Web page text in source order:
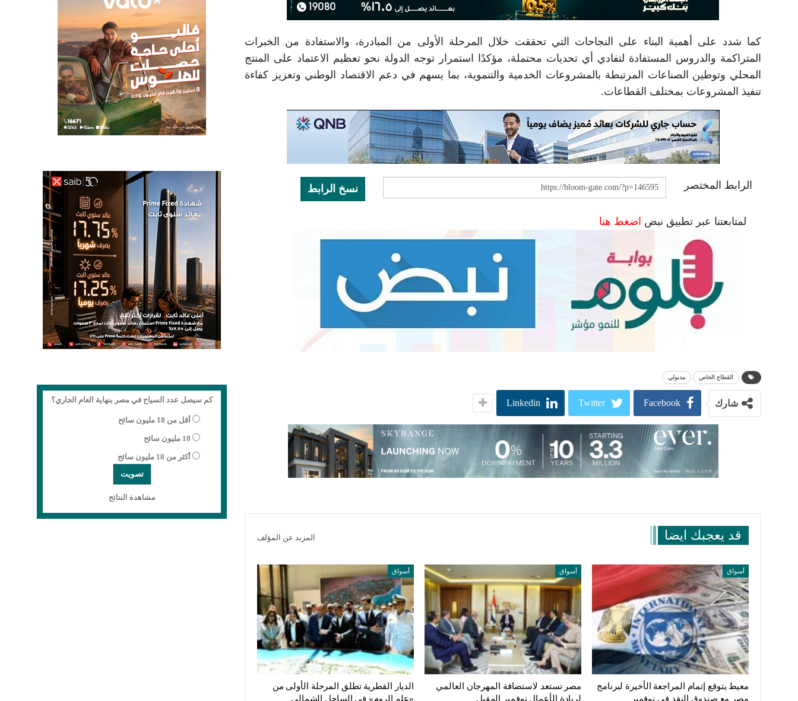
كما شدد على أهمية البناء على النجاحات التي تحققت خلال المرحلة الأولى من المبادرة، والاستفادة من الخبرات
المتراكمة والدروس المستفادة لتفادي أي تحديات محتملة، مؤكدًا استمرار توجه الدولة نحو تعظيم الاعتماد على المنتج
المحلي وتوطين الصناعات المرتبطة بالمشروعات الخدمية والتنموية، بما يسهم في دعم الاقتصاد الوطني وتعزيز كفاءة
تنفيذ المشروعات بمختلف القطاعات.
الرابط المختصر نسخ الرابط
لمتابعتنا عبر تطبيق نبض اضغط هنا
القطاع الخاص مدبولي
شارك Facebook
Twitter
Linkedin
قد يعجبك ايضا المزيد عن المؤلف
أسواق
معيط يتوقع إتمام المراجعة الأخيرة لبرنامج
مصر مع صندوق النقد في نوفمبر
أسواق
مصر تستعد لاستضافة المهرجان العالمي
لريادة الأعمال نوفمبر المقبل
أسواق
الديار القطرية تطلق المرحلة الأولى من
«علم الروم» في الساحل الشمالي
كم سيصل عدد السياح في مصر بنهاية العام الجاري؟
أقل من 18 مليون سائح
18 مليون سائح
أكثر من 18 مليون سائح
مشاهدة النتائج